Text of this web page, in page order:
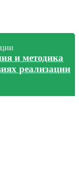
и методика
реализации